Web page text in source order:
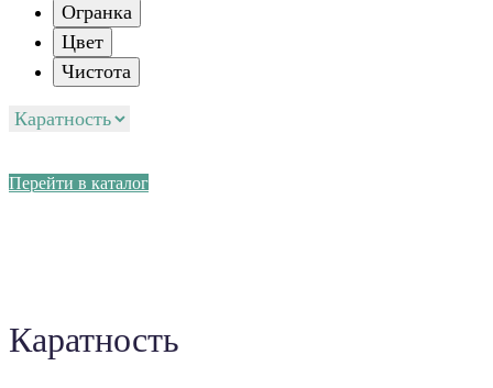
Огранка
Цвет
Чистота
Перейти в каталог
Каратность